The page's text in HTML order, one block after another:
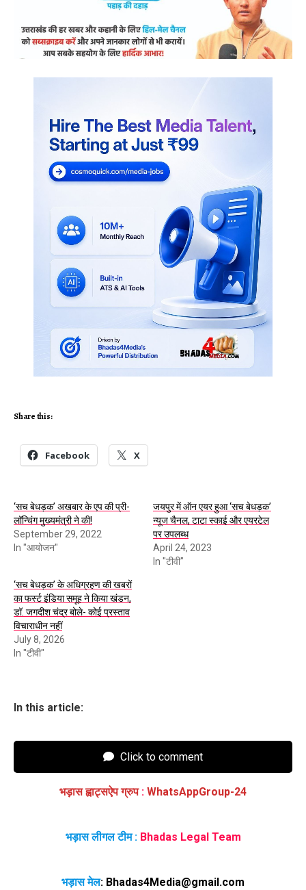
Share this:
Facebook X
‘सच बेधड़क’ अखबार के एप की प्री-
लॉन्चिंग मुख्यमंत्री ने की!
September 29, 2022
In "आयोजन"
जयपुर में ऑन एयर हुआ ‘सच बेधड़क’
न्यूज चैनल, टाटा स्काई और एयरटेल
पर उपलब्ध
April 24, 2023
In "टीवी"
‘सच बेधड़क’ के अधिग्रहण की खबरों
का फर्स्ट इंडिया समूह ने किया खंडन,
डॉ. जगदीश चंद्र बोले- कोई प्रस्ताव
विचाराधीन नहीं
July 8, 2026
In "टीवी"
In this article:
Click to comment
भड़ास ह्वाट्सऐप ग्रुप : WhatsAppGroup-24
भड़ास लीगल टीम : Bhadas Legal Team
भड़ास मेल: Bhadas4Media@gmail.com